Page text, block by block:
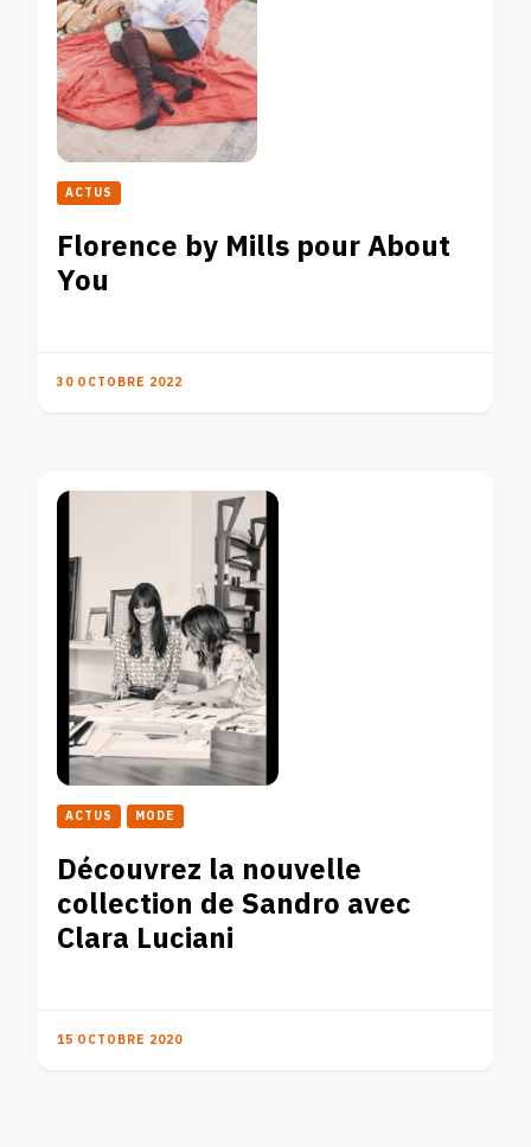
ACTUS
Florence by Mills pour About
You
30 OCTOBRE 2022
ACTUS MODE
Découvrez la nouvelle
collection de Sandro avec
Clara Luciani
15 OCTOBRE 2020